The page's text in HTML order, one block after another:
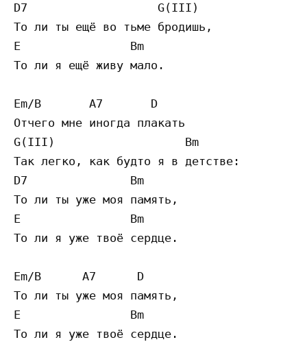
D7                   G(III)
То ли ты ещё во тьме бродишь,
E                Bm
То ли я ещё живу мало.
Em/B       A7       D
Отчего мне иногда плакать
G(III)                   Bm
Так легко, как будто я в детстве:
D7               Bm
То ли ты уже моя память,
E                Bm
То ли я уже твоё сердце.
Em/B      A7      D
То ли ты уже моя память,
E                Bm
То ли я уже твоё сердце.